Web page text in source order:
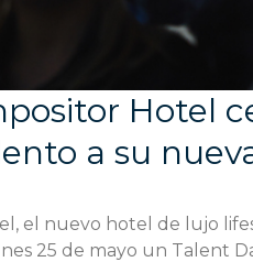
Hotel
a su
el nuevo hotel de lujo
25 de mayo un Talent